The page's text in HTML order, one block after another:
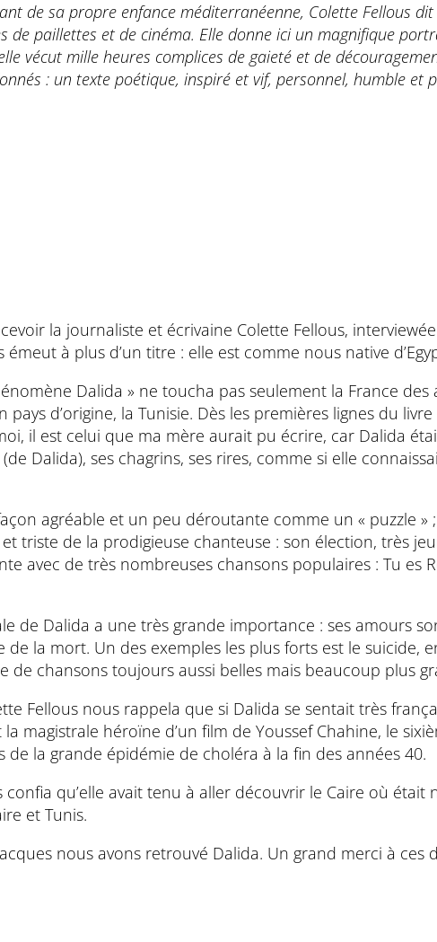
de sa propre enfance méditerranéenne, Colette Fellous
de paillettes et de cinéma. Elle donne ici un magnifique
vécut mille heures complices de gaieté et de
: un texte poétique, inspiré et vif, personnel, humble et
la journaliste et écrivaine Colette Fellous,
à plus d’un titre : elle est comme nous native
Dalida » ne toucha pas seulement la France
d’origine, la Tunisie. Dès les premières lignes du
il est celui que ma mère aurait pu écrire, car Dalida
Dalida), ses chagrins, ses rires, comme si elle
agréable et un peu déroutante comme un « puzzle
triste de la prodigieuse chanteuse : son élection, très
avec de très nombreuses chansons populaires : Tu es
de Dalida a une très grande importance : ses amours
la mort. Un des exemples les plus forts est le suicide,
chansons toujours aussi belles mais beaucoup plus
Fellous nous rappela que si Dalida se sentait très
magistrale héroïne d’un film de Youssef Chahine, le
la grande épidémie de choléra à la fin des années 40.
confia qu’elle avait tenu à aller découvrir le Caire où
et Tunis.
nous avons retrouvé Dalida. Un grand merci à ces